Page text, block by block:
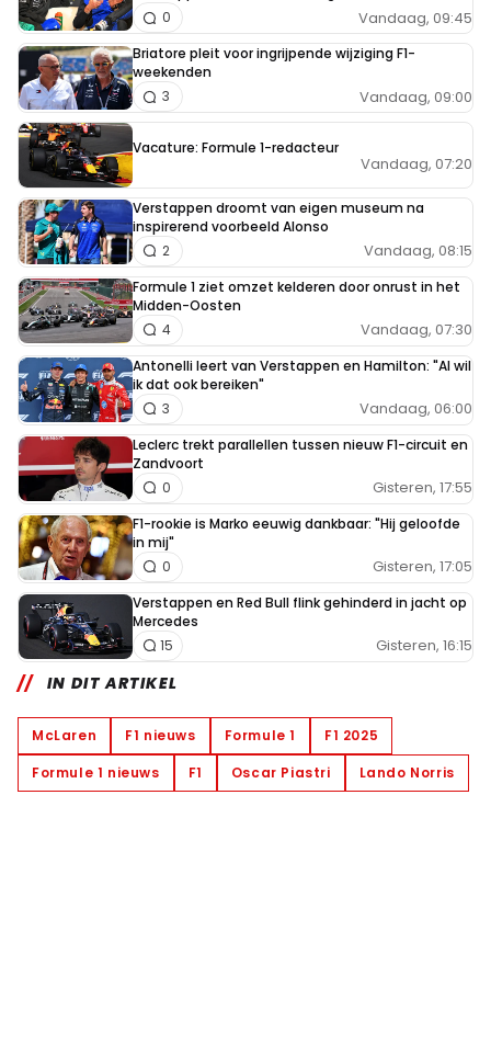
Vandaag, 09:45
0
Briatore pleit voor ingrijpende wijziging F1-
weekenden
Vandaag, 09:00
3
Vacature: Formule 1-redacteur
Vandaag, 07:20
Verstappen droomt van eigen museum na
inspirerend voorbeeld Alonso
Vandaag, 08:15
2
Formule 1 ziet omzet kelderen door onrust in het
Midden-Oosten
Vandaag, 07:30
4
Antonelli leert van Verstappen en Hamilton: "Al wil
ik dat ook bereiken"
Vandaag, 06:00
3
Leclerc trekt parallellen tussen nieuw F1-circuit en
Zandvoort
Gisteren, 17:55
0
F1-rookie is Marko eeuwig dankbaar: "Hij geloofde
in mij"
Gisteren, 17:05
0
Verstappen en Red Bull flink gehinderd in jacht op
Mercedes
Gisteren, 16:15
15
IN DIT ARTIKEL
McLaren F1 nieuws Formule 1
F1 2025
Formule 1 nieuws
F1 Oscar Piastri Lando Norris